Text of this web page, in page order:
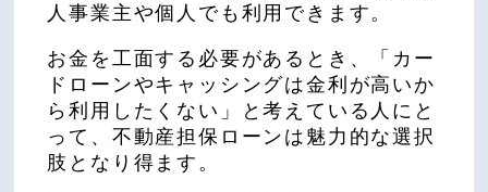
人事業主や個人でも利用できます。
お金を工面する必要があるとき、「カー
ドローンやキャッシングは金利が高いか
ら利用したくない」と考えている人にと
って、不動産担保ローンは魅力的な選択
肢となり得ます。